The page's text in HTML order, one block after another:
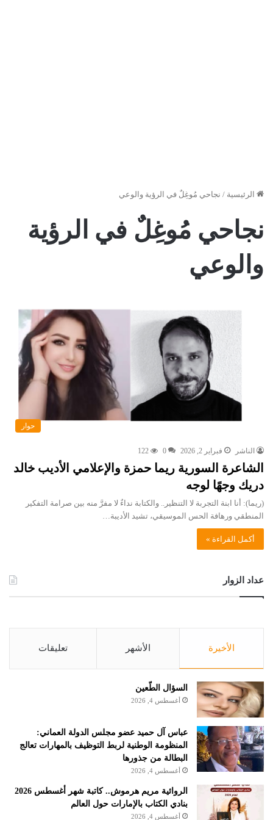
الرئيسية / نجاحي مُوغِلٌ في الرؤية والوعي
نجاحي مُوغِلٌ في الرؤية
والوعي
حوار
الناشر فبراير 2, 2026 0
122
الشاعرة السورية ريما حمزة والإعلامي الأديب خالد
دريك وجهًا لوجه
(ريما): أنا ابنة التجربة لا التنظير.. والكتابة نداءٌ لا مفرَّ منه بين صرامة التفكير
المنطقي ورهافة الحس الموسيقي، تشيد الأديبة…
أكمل القراءة »
عداد الزوار
الأخيرة الأشهر تعليقات
السؤال الطّعين
أغسطس 4, 2026
عباس آل حميد عضو مجلس الدولة العماني:
المنظومة الوطنية لربط التوظيف بالمهارات تعالج
البطالة من جذورها
أغسطس 4, 2026
الروائية مريم هرموش.. كاتبة شهر أغسطس 2026
بنادي الكتاب بالإمارات حول العالم
أغسطس 4, 2026